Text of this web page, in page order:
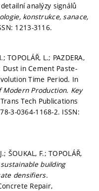
analýzy signálů
konstrukce, sanace,
1213-3116.
TOPOLÁŘ, L.; PAZDERA,
Dust in Cement Paste-
Time Period. In
Modern Production. Key
Trans Tech Publications
3-0364-1168-2. ISSN:
ŠOUKAL, F.; TOPOLÁŘ,
building
densifiers.
Repair,